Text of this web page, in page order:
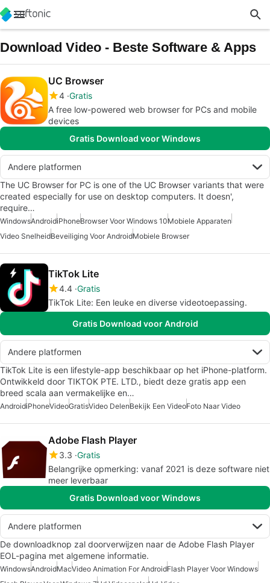
Download Video - Beste Software & Apps
UC Browser
4 Gratis
A free low-powered web browser for PCs and mobile
devices
Gratis Download voor Windows
Andere platformen
The UC Browser for PC is one of the UC Browser variants that were
created especially for use on desktop computers. It doesn',
require…
WindowsAndroidiPhoneBrowser Voor Windows 10Mobiele Apparaten
Video SnelheidBeveiliging Voor AndroidMobiele Browser
TikTok Lite
4.4 Gratis
TikTok Lite: Een leuke en diverse videotoepassing.
Gratis Download voor Android
Andere platformen
TikTok Lite is een lifestyle-app beschikbaar op het iPhone-platform.
Ontwikkeld door TIKTOK PTE. LTD., biedt deze gratis app een
breed scala aan vermakelijke en…
AndroidiPhoneVideoGratisVideo DelenBekijk Een VideoFoto Naar Video
Adobe Flash Player
3.3 Gratis
Belangrijke opmerking: vanaf 2021 is deze software niet
meer leverbaar
Gratis Download voor Windows
Andere platformen
De downloadknop zal doorverwijzen naar de Adobe Flash Player
EOL-pagina met algemene informatie.
WindowsAndroidMacVideo Animation For AndroidFlash Player Voor Windows